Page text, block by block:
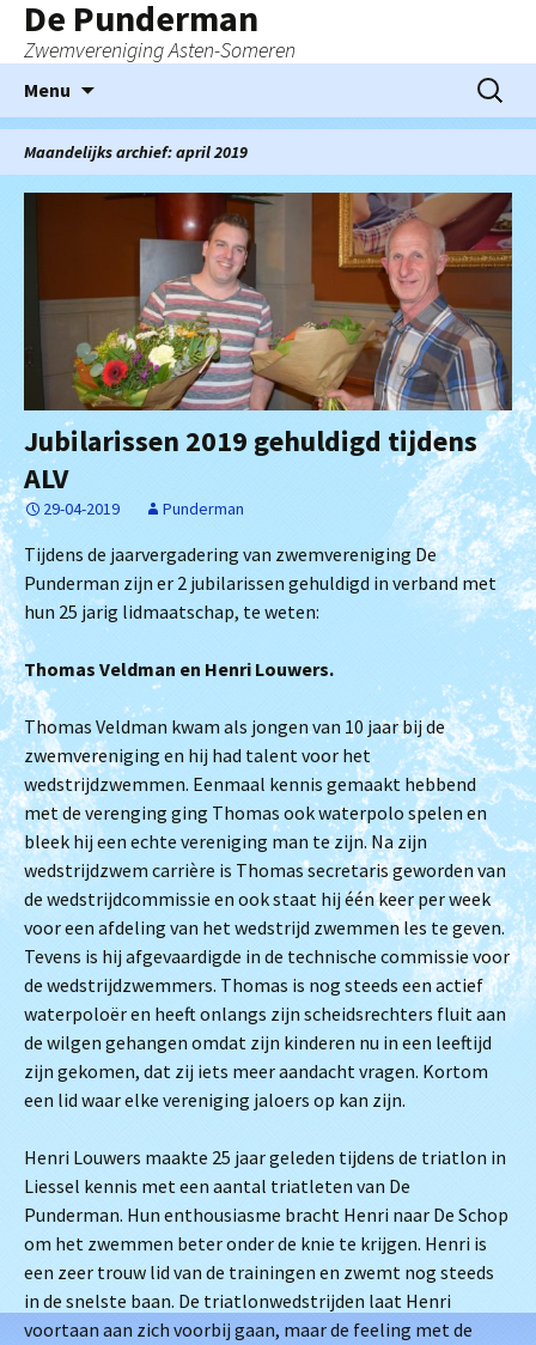
De Punderman
Zwemvereniging Asten-Someren
Menu
de
inhoud
Zoeken
naar:
Maandelijks archief: april 2019
Jubilarissen 2019 gehuldigd tijdens
ALV
29-04-2019 Punderman
Tijdens de jaarvergadering van zwemvereniging De
Punderman zijn er 2 jubilarissen gehuldigd in verband met
hun 25 jarig lidmaatschap, te weten:
Thomas Veldman en Henri Louwers.
Thomas Veldman kwam als jongen van 10 jaar bij de
zwemvereniging en hij had talent voor het
wedstrijdzwemmen. Eenmaal kennis gemaakt hebbend
met de verenging ging Thomas ook waterpolo spelen en
bleek hij een echte vereniging man te zijn. Na zijn
wedstrijdzwem carrière is Thomas secretaris geworden van
de wedstrijdcommissie en ook staat hij één keer per week
voor een afdeling van het wedstrijd zwemmen les te geven.
Tevens is hij afgevaardigde in de technische commissie voor
de wedstrijdzwemmers. Thomas is nog steeds een actief
waterpoloër en heeft onlangs zijn scheidsrechters fluit aan
de wilgen gehangen omdat zijn kinderen nu in een leeftijd
zijn gekomen, dat zij iets meer aandacht vragen. Kortom
een lid waar elke vereniging jaloers op kan zijn.
Henri Louwers maakte 25 jaar geleden tijdens de triatlon in
Liessel kennis met een aantal triatleten van De
Punderman. Hun enthousiasme bracht Henri naar De Schop
om het zwemmen beter onder de knie te krijgen. Henri is
een zeer trouw lid van de trainingen en zwemt nog steeds
in de snelste baan. De triatlonwedstrijden laat Henri
voortaan aan zich voorbij gaan, maar de feeling met de